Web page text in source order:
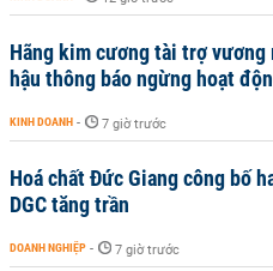
Hãng kim cương tài trợ vương
hậu thông báo ngừng hoạt
KINH DOANH - 7 giờ trước
Hoá chất Đức Giang công bố
DGC tăng trần
DOANH NGHIỆP - 7 giờ trước